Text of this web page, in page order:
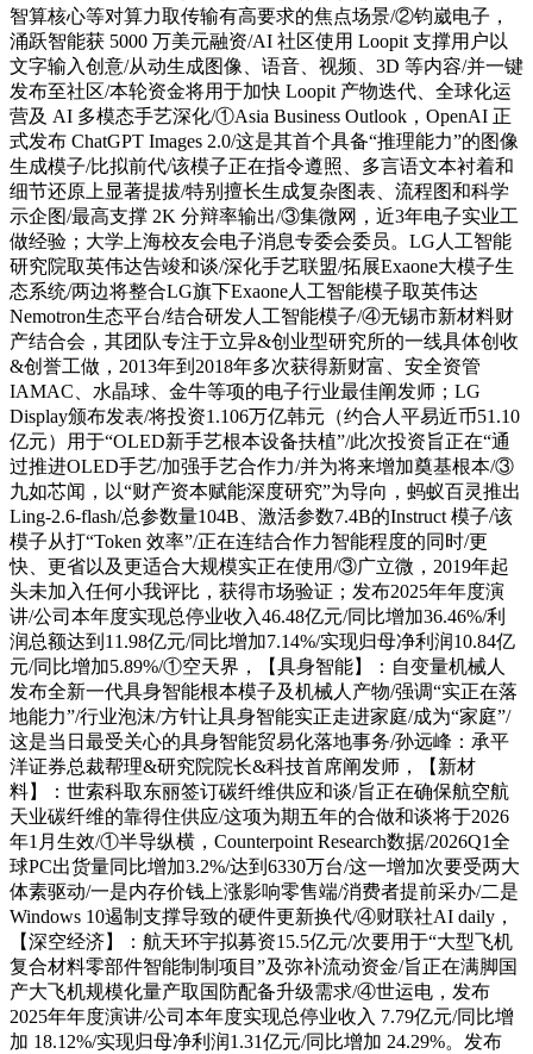
智算核心等对算力取传输有高要求的焦点场景/②钧崴电子，
涌跃智能获 5000 万美元融资/AI 社区使用 Loopit 支撑用户以
文字输入创意/从动生成图像、语音、视频、3D 等内容/并一键
发布至社区/本轮资金将用于加快 Loopit 产物迭代、全球化运
营及 AI 多模态手艺深化/①Asia Business Outlook，OpenAI 正
式发布 ChatGPT Images 2.0/这是其首个具备“推理能力”的图像
生成模子/比拟前代/该模子正在指令遵照、多言语文本衬着和
细节还原上显著提拔/特别擅长生成复杂图表、流程图和科学
示企图/最高支撑 2K 分辩率输出/③集微网，近3年电子实业工
做经验；大学上海校友会电子消息专委会委员。LG人工智能
研究院取英伟达告竣和谈/深化手艺联盟/拓展Exaone大模子生
态系统/两边将整合LG旗下Exaone人工智能模子取英伟达
Nemotron生态平台/结合研发人工智能模子/④无锡市新材料财
产结合会，其团队专注于立异&创业型研究所的一线具体创收
&创誉工做，2013年到2018年多次获得新财富、安全资管
IAMAC、水晶球、金牛等项的电子行业最佳阐发师；LG
Display颁布发表/将投资1.106万亿韩元（约合人平易近币51.10
亿元）用于“OLED新手艺根本设备扶植”/此次投资旨正在“通
过推进OLED手艺/加强手艺合作力/并为将来增加奠基根本/③
九如芯闻，以“财产资本赋能深度研究”为导向，蚂蚁百灵推出
Ling-2.6-flash/总参数量104B、激活参数7.4B的Instruct 模子/该
模子从打“Token 效率”/正在连结合作力智能程度的同时/更
快、更省以及更适合大规模实正在使用/③广立微，2019年起
头未加入任何小我评比，获得市场验证；发布2025年年度演
讲/公司本年度实现总停业收入46.48亿元/同比增加36.46%/利
润总额达到11.98亿元/同比增加7.14%/实现归母净利润10.84亿
元/同比增加5.89%/①空天界，【具身智能】：自变量机械人
发布全新一代具身智能根本模子及机械人产物/强调“实正在落
地能力”/行业泡沫/方针让具身智能实正走进家庭/成为“家庭”/
这是当日最受关心的具身智能贸易化落地事务/孙远峰：承平
洋证券总裁帮理&研究院院长&科技首席阐发师，【新材
料】：世索科取东丽签订碳纤维供应和谈/旨正在确保航空航
天业碳纤维的靠得住供应/这项为期五年的合做和谈将于2026
年1月生效/①半导纵横，Counterpoint Research数据/2026Q1全
球PC出货量同比增加3.2%/达到6330万台/这一增加次要受两大
体素驱动/一是内存价钱上涨影响零售端/消费者提前采办/二是
Windows 10遏制支撑导致的硬件更新换代/④财联社AI daily，
【深空经济】：航天环宇拟募资15.5亿元/次要用于“大型飞机
复合材料零部件智能制制项目”及弥补流动资金/旨正在满脚国
产大飞机规模化量产取国防配备升级需求/④世运电，发布
2025年年度演讲/公司本年度实现总停业收入 7.79亿元/同比增
加 18.12%/实现归母净利润1.31亿元/同比增加 24.29%。发布